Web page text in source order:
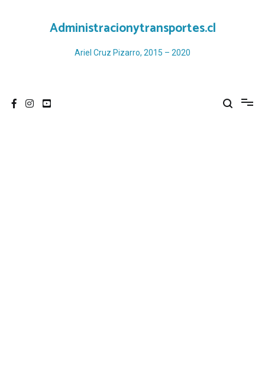
Administracionytransportes.cl
Ariel Cruz Pizarro, 2015 – 2020